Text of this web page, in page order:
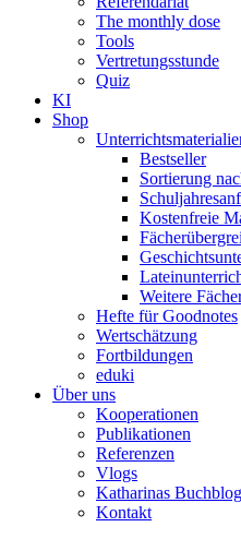
The monthly dose
Tools
Vertretungsstunde
Quiz
KI
Shop
Bestseller
Sortierung
Kostenfreie
Weitere
Hefte für Goodnotes
Wertschätzung
Fortbildungen
eduki
Über uns
Kooperationen
Publikationen
Referenzen
Vlogs
Katharinas Buchblog
Kontakt